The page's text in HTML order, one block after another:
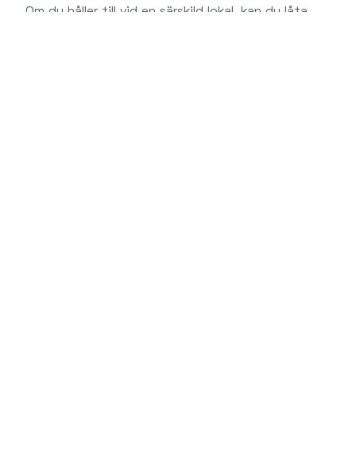
Om du håller till vid en särskild lokal, kan du låta